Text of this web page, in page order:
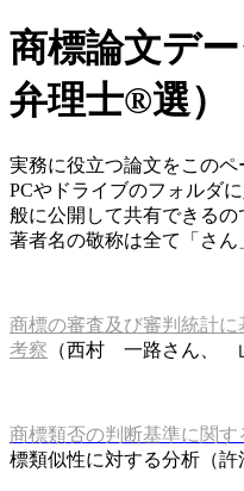
商標論文デ
弁理士®選）
実務に役立つ論文をこのペ
PCやドライブのフォルダ
般に公開して共有できる
著者名の敬称は全て「さん
商標の審査及び審判統計
考察 （西村 一路さん、
商標類否の判断基準に関す
標類似性に対する分析（許